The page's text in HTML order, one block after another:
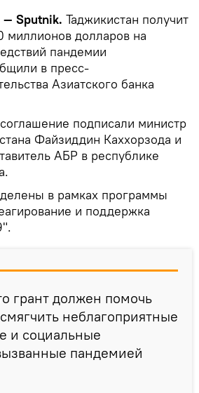
Sputnik. Таджикистан получит
миллионов долларов на
пандемии
в пресс-
Азиатского банка
подписали министр
Файзиддин Каххорзода и
АБР в республике
в рамках программы
и поддержка
грант должен помочь
неблагоприятные
и социальные
пандемией